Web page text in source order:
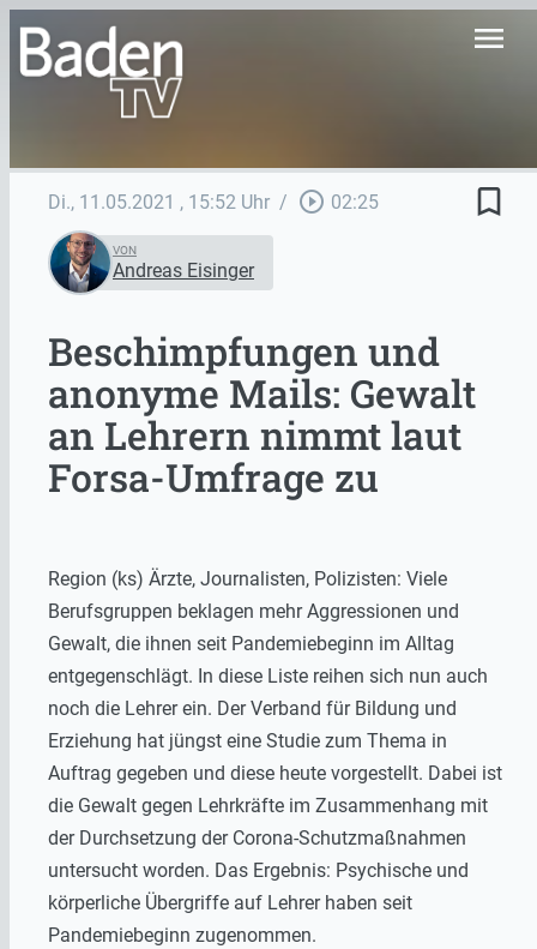
menu
Di., 11.05.2021 , 15:52 Uhr / play_circle_outline 02:25 bookmark_border
VON
Andreas Eisinger
Beschimpfungen und
anonyme Mails: Gewalt
an Lehrern nimmt laut
Forsa-Umfrage zu
Region (ks) Ärzte, Journalisten, Polizisten: Viele
Berufsgruppen beklagen mehr Aggressionen und
Gewalt, die ihnen seit Pandemiebeginn im Alltag
entgegenschlägt. In diese Liste reihen sich nun auch
noch die Lehrer ein. Der Verband für Bildung und
Erziehung hat jüngst eine Studie zum Thema in
Auftrag gegeben und diese heute vorgestellt. Dabei ist
die Gewalt gegen Lehrkräfte im Zusammenhang mit
der Durchsetzung der Corona-Schutzmaßnahmen
untersucht worden. Das Ergebnis: Psychische und
körperliche Übergriffe auf Lehrer haben seit
Pandemiebeginn zugenommen.